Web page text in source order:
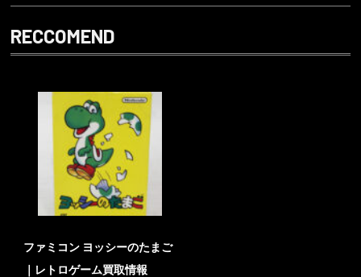
RECCOMEND
ファミコン ヨッシーのたまご
｜レトロゲーム買取情報